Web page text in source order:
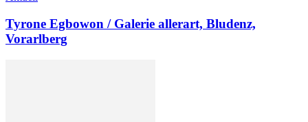
Tyrone Egbowon / Galerie allerart, Bludenz,
Vorarlberg